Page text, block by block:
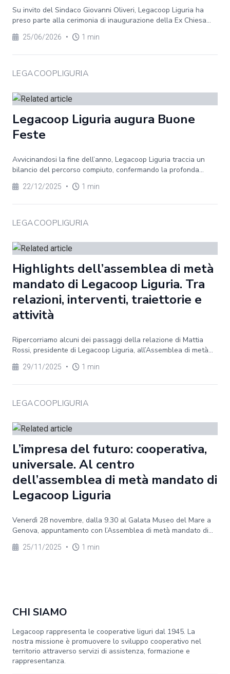
Su invito del Sindaco Giovanni Oliveri, Legacoop Liguria ha
preso parte alla cerimonia di inaugurazione della Ex Chiesa...
25/06/2026 • 1 min
LEGACOOPLIGURIA
Legacoop Liguria augura Buone
Feste
Avvicinandosi la fine dell’anno, Legacoop Liguria traccia un
bilancio del percorso compiuto, confermando la profonda...
22/12/2025 • 1 min
LEGACOOPLIGURIA
Highlights dell’assemblea di metà
mandato di Legacoop Liguria. Tra
relazioni, interventi, traiettorie e
attività
Ripercorriamo alcuni dei passaggi della relazione di Mattia
Rossi, presidente di Legacoop Liguria, all’Assemblea di metà...
29/11/2025 • 1 min
LEGACOOPLIGURIA
L’impresa del futuro: cooperativa,
universale. Al centro
dell’assemblea di metà mandato di
Legacoop Liguria
Venerdì 28 novembre, dalla 9.30 al Galata Museo del Mare a
Genova, appuntamento con l’Assemblea di metà mandato di...
25/11/2025 • 1 min
CHI SIAMO
Legacoop rappresenta le cooperative liguri dal 1945. La
nostra missione è promuovere lo sviluppo cooperativo nel
territorio attraverso servizi di assistenza, formazione e
rappresentanza.